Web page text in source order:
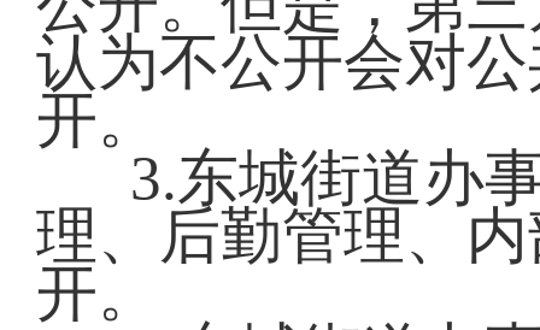
认为不公开会对
开。
3.东城街道办
理、后勤管理、
开。